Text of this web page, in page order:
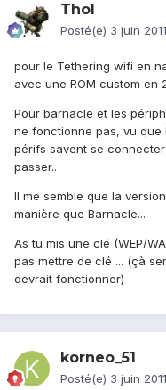
Thol
Posté(e) 3 juin 2011
pour le Tethering wifi en
avec une ROM custom en
Pour barnacle et les
ne fonctionne pas, vu que
périfs savent se
passer..
Il me semble que la
manière que Barnacle...
As tu mis une clé (WEP/
pas mettre de clé ... (çà
devrait fonctionner)
korneo_51
Posté(e) 3 juin 2011